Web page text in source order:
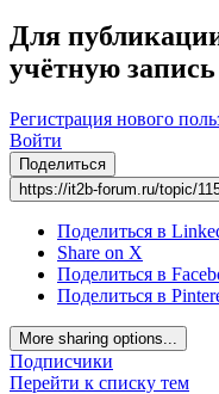
Для
учётную
Регистрация нового
Войти
Поделиться
https://it2b-forum.ru/topic/
Поделиться в
Share on X
Поделиться в
Поделиться в
More sharing options...
Подписчики
Перейти к списку тем